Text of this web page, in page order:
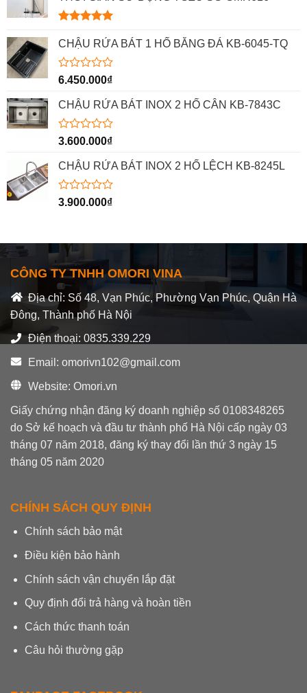
sao
hạng5.00
CHẬU RỬA BÁT 1 HỐ BẰNG ĐÁ KB-6045-TQ
Được
hạng
0
5
6.450.000₫
CHẬU RỬA BÁT INOX 2 HỐ CÂN KB-7843C
Được
hạng
0
5
3.600.000₫
CHẬU RỬA BÁT INOX 2 HỐ LỆCH KB-8245L
Được
5
sao
3.900.000₫
CÔNG TY TNHH OMORI VINA
Địa chỉ: Số 48, Vạn Phúc, Phường Vạn Phúc, Quận Hà
Đông, Thành phố Hà Nội
Điện thoại: 0835.339.229
Email: omorivn102@gmail.com
Website: Omori.vn
Giấy chứng nhận đăng ký doanh nghiệp số 0108348265
do Sở kế hoạch và đầu tư thành phố Hà Nội cấp ngày 03
tháng 07 năm 2018, đăng ký thay đổi lần thứ 3 ngày 15
tháng 05 năm 2020
CHÍNH SÁCH QUY ĐỊNH
Chính sách bảo mật
Điều kiện bảo hành
Chính sách vận chuyển lắp đặt
Quy định đổi trả hàng và hoàn tiền
Cách thức thanh toán
Câu hỏi thường gặp